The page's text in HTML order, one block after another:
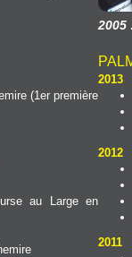
(1er première
au Large en
2005
2013
2012
2011